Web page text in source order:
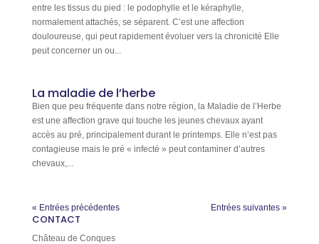
entre les tissus du pied : le podophylle et le kéraphylle,
normalement attachés, se séparent. C’est une affection
douloureuse, qui peut rapidement évoluer vers la chronicité Elle
peut concerner un ou...
La maladie de l’herbe
Bien que peu fréquente dans notre région, la Maladie de l’Herbe
est une affection grave qui touche les jeunes chevaux ayant
accès au pré, principalement durant le printemps. Elle n’est pas
contagieuse mais le pré « infecté » peut contaminer d’autres
chevaux,...
« Entrées précédentes Entrées suivantes »
CONTACT
Château de Conques